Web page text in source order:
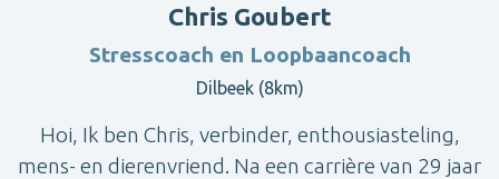
Chris Goubert
Stresscoach en Loopbaancoach
Dilbeek (8km)
Hoi, Ik ben Chris, verbinder, enthousiasteling,
mens- en dierenvriend. Na een carrière van 29 jaar